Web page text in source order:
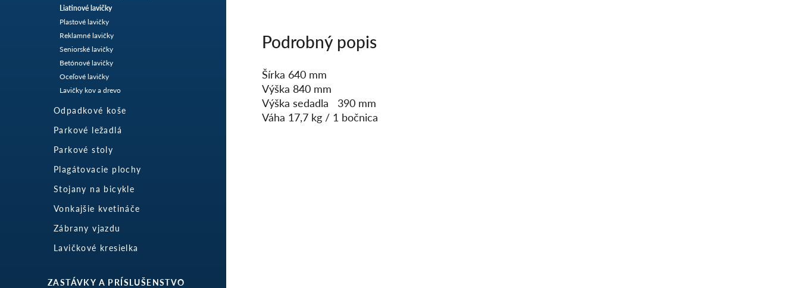
Liatinové lavičky
Plastové lavičky
Reklamné lavičky
Seniorské lavičky
Betónové lavičky
Oceľové lavičky
Lavičky kov a drevo
Odpadkové koše
Parkové ležadlá
Parkové stoly
Plagátovacie plochy
Stojany na bicykle
Vonkajšie kvetináče
Zábrany vjazdu
Lavičkové kresielka
ZASTÁVKY A PRÍSLUŠENSTVO
Podrobný popis
Šírka 640 mm
Výška 840 mm
Výška sedadla 390 mm
Váha 17,7 kg / 1 bočnica